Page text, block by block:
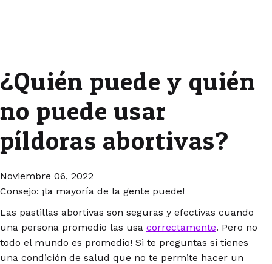
¿Quién puede y quién
no puede usar
píldoras abortivas?
Noviembre 06, 2022
Consejo: ¡la mayoría de la gente puede!
Las pastillas abortivas son seguras y efectivas cuando
una persona promedio las usa correctamente. Pero no
todo el mundo es promedio! Si te preguntas si tienes
una condición de salud que no te permite hacer un